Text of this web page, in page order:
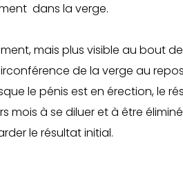
dans la verge.
mais plus visible au bout
de la verge au
le pénis est en érection, le
mois à se diluer et à être
le résultat initial.